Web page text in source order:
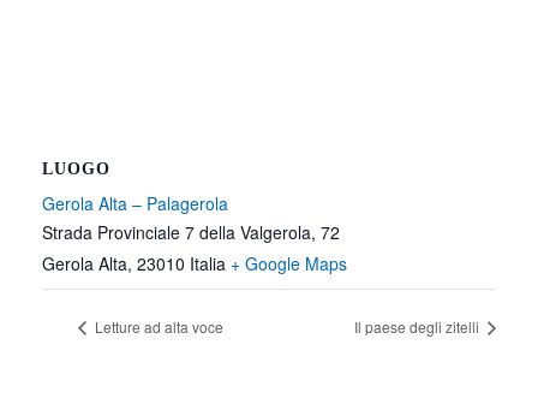
LUOGO
Gerola Alta – Palagerola
Strada Provinciale 7 della Valgerola, 72
Gerola Alta, 23010 Italia + Google Maps
Letture ad alta voce Il paese degli zitelli